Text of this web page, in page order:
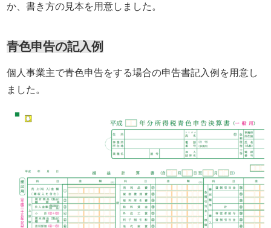
か、書き方の見本を用意しました。
青色申告の記入例
個人事業主で青色申告をする場合の申告書記入例を用意し
ました。